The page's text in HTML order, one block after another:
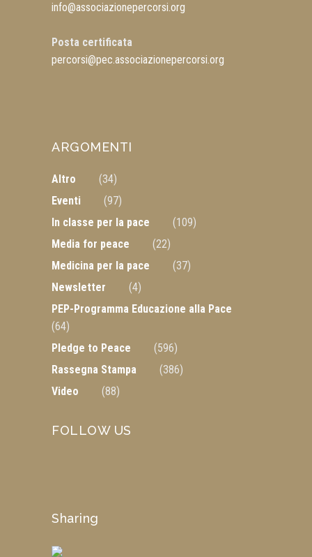
info@associazionepercorsi.org
Posta certificata
percorsi@pec.associazionepercorsi.org
ARGOMENTI
Altro
(34)
Eventi
(97)
In classe per la pace
(109)
Media for peace
(22)
Medicina per la pace
(37)
Newsletter
(4)
PEP-Programma Educazione alla Pace
(64)
Pledge to Peace
(596)
Rassegna Stampa
(386)
Video
(88)
FOLLOW US
Sharing